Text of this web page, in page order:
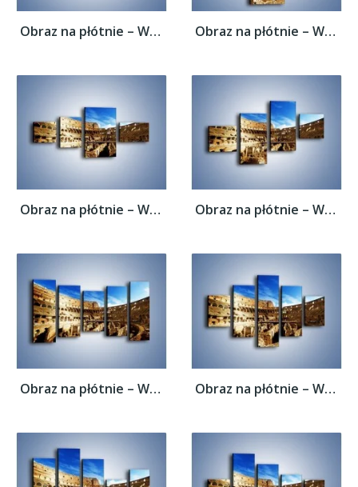
Obraz na płótnie – Wnętrze koloseum w... Obraz na płótnie – Wnętrze koloseum w...
Obraz na płótnie – Wnętrze koloseum w... Obraz na płótnie – Wnętrze koloseum w...
Obraz na płótnie – Wnętrze koloseum w... Obraz na płótnie – Wnętrze koloseum w...